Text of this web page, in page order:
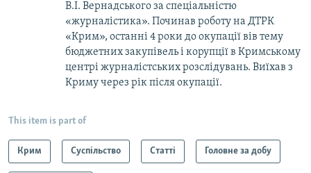
В.І. Вернадського за спеціальністю
«журналістика». Починав роботу на ДТРК
«Крим», останні 4 роки до окупації вів тему
бюджетних закупівель і корупції в Кримському
центрі журналістських розслідувань. Виїхав з
Криму через рік після окупації.
This item is part of
Крим Суспільство Статті Головне за добу